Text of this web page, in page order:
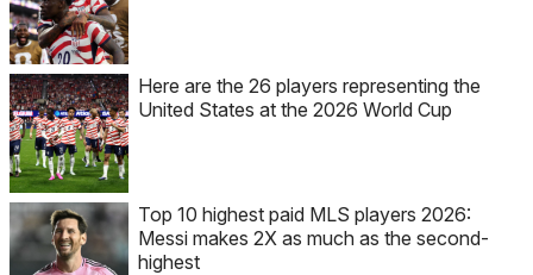
Here are the 26 players representing the
United States at the 2026 World Cup
Top 10 highest paid MLS players 2026:
Messi makes 2X as much as the second-
highest